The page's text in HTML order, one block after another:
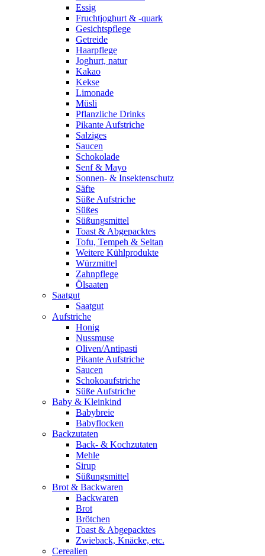
Essig
Fruchtjoghurt & -quark
Gesichtspflege
Getreide
Haarpflege
Joghurt, natur
Kakao
Kekse
Limonade
Müsli
Pflanzliche Drinks
Pikante Aufstriche
Salziges
Saucen
Schokolade
Senf & Mayo
Sonnen- & Insektenschutz
Säfte
Süße Aufstriche
Süßes
Süßungsmittel
Toast & Abgepacktes
Tofu, Tempeh & Seitan
Weitere Kühlprodukte
Würzmittel
Zahnpflege
Ölsaaten
Saatgut
Saatgut
Aufstriche
Honig
Nussmuse
Oliven/Antipasti
Pikante Aufstriche
Saucen
Schokoaufstriche
Süße Aufstriche
Baby & Kleinkind
Babybreie
Babyflocken
Backzutaten
Back- & Kochzutaten
Mehle
Sirup
Süßungsmittel
Brot & Backwaren
Backwaren
Brot
Brötchen
Toast & Abgepacktes
Zwieback, Knäcke, etc.
Cerealien